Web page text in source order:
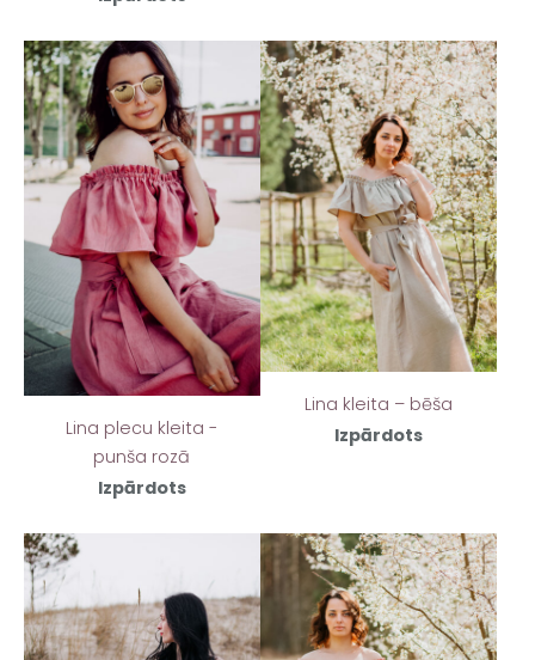
Lina plecu kleita -
punša rozā
Izpārdots
Lina kleita – bēša
Izpārdots